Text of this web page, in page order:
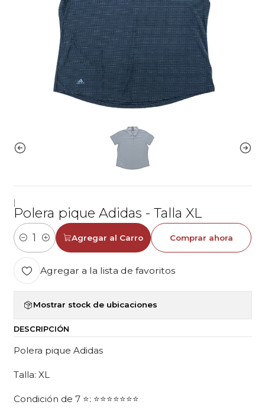
Polera pique Adidas - Talla XL
Cantidad
Agregar al Carro Comprar ahora
Agregar a la lista de favoritos
Mostrar stock de ubicaciones
DESCRIPCIÓN
Polera pique Adidas
Talla: XL
Condición de 7 ⭐: ⭐⭐⭐⭐⭐⭐⭐